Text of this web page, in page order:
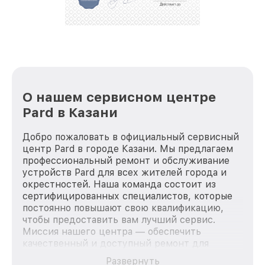
О нашем сервисном центре
Pard в Казани
Добро пожаловать в официальный сервисный
центр Pard в городе Казани. Мы предлагаем
профессиональный ремонт и обслуживание
устройств Pard для всех жителей города и
окрестностей. Наша команда состоит из
сертифицированных специалистов, которые
постоянно повышают свою квалификацию,
чтобы предоставить вам лучший сервис.
Миссия нашего центра — обеспечить
качественный и доступный ремонт для
каждого пользователя продукции Pard, вне
Развернуть